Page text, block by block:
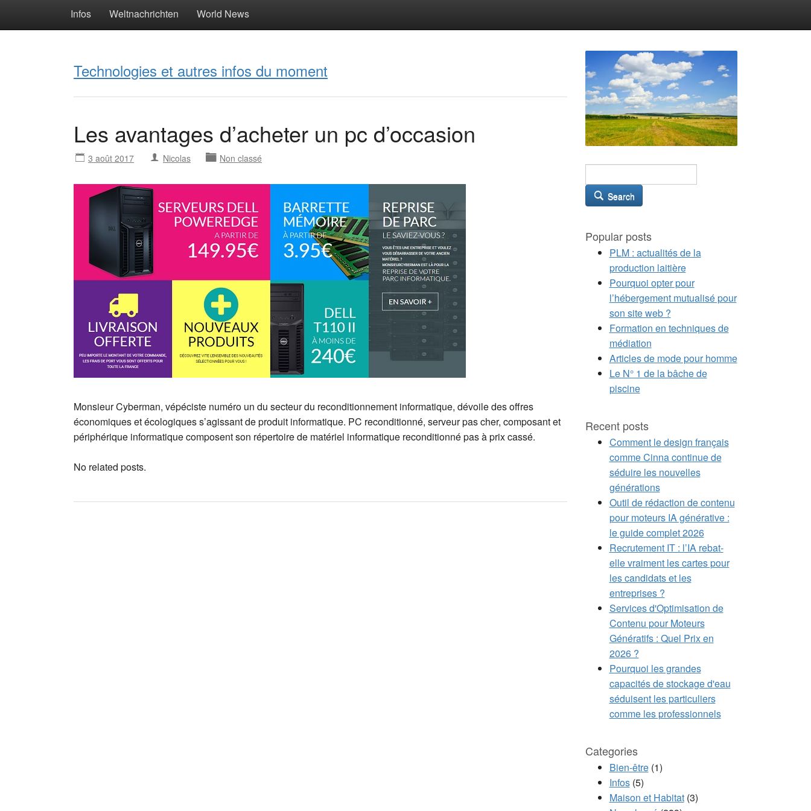
Infos Weltnachrichten World News
Technologies et autres infos du moment
Les avantages d’acheter un pc d’occasion
3 août 2017 Nicolas Non classé
Monsieur Cyberman, vépéciste numéro un du secteur du reconditionnement informatique, dévoile des offres
économiques et écologiques s’agissant de produit informatique. PC reconditionné, serveur pas cher, composant et
périphérique informatique composent son répertoire de matériel informatique reconditionné pas à prix cassé.
No related posts.
Search
Popular posts
PLM : actualités de la
production laitière
Pourquoi opter pour
l’hébergement mutualisé pour
son site web ?
Formation en techniques de
médiation
Articles de mode pour homme
Le N° 1 de la bâche de
piscine
Recent posts
Comment le design français
comme Cinna continue de
séduire les nouvelles
générations
Outil de rédaction de contenu
pour moteurs IA générative :
le guide complet 2026
Recrutement IT : l’IA rebat-
elle vraiment les cartes pour
les candidats et les
entreprises ?
Services d'Optimisation de
Contenu pour Moteurs
Génératifs : Quel Prix en
2026 ?
Pourquoi les grandes
capacités de stockage d'eau
séduisent les particuliers
comme les professionnels
Categories
Bien-être(1)
Infos(5)
Maison et Habitat(3)